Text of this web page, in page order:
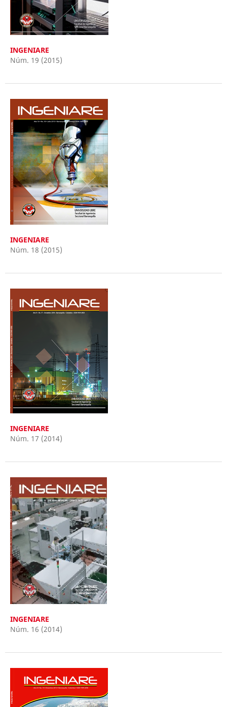
INGENIARE
Núm. 19 (2015)
INGENIARE
Núm. 18 (2015)
INGENIARE
Núm. 17 (2014)
INGENIARE
Núm. 16 (2014)